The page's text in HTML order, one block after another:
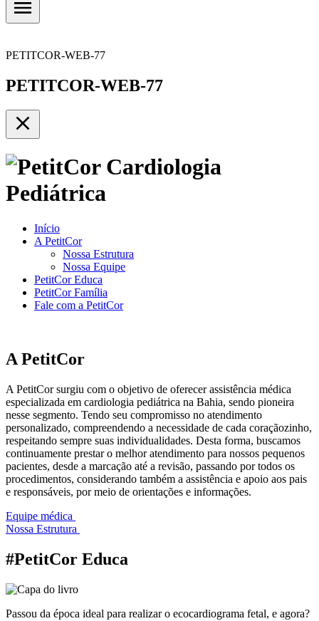
PETITCOR-WEB-77
PETITCOR-WEB-77
Início
A PetitCor
Nossa Estrutura
Nossa Equipe
PetitCor Educa
PetitCor Família
Fale com a PetitCor
A PetitCor
A PetitCor surgiu com o objetivo de oferecer assistência médica
especializada em cardiologia pediátrica na Bahia, sendo pioneira
nesse segmento. Tendo seu compromisso no atendimento
personalizado, compreendendo a necessidade de cada coraçãozinho,
respeitando sempre suas individualidades. Desta forma, buscamos
continuamente prestar o melhor atendimento para nossos pequenos
pacientes, desde a marcação até a revisão, passando por todos os
procedimentos, considerando também a assistência e apoio aos pais
e responsáveis, por meio de orientações e informações.
Equipe médica
Nossa Estrutura
#PetitCor Educa
Passou da época ideal para realizar o ecocardiograma fetal, e agora?